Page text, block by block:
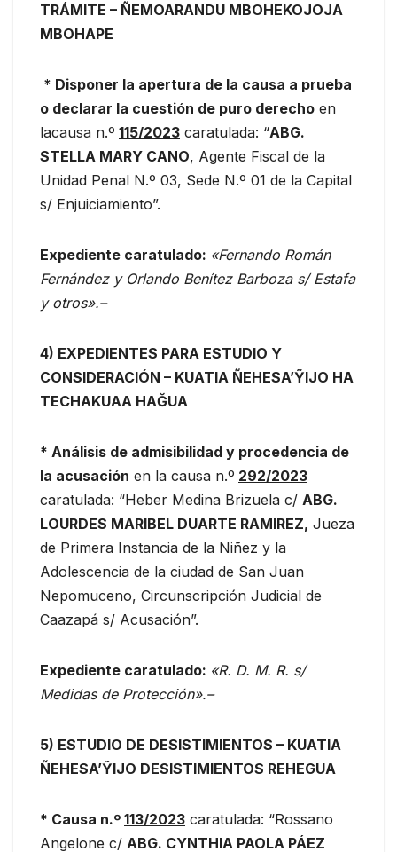
TRÁMITE – ÑEMOARANDU MBOHEKOJOJA
MBOHAPE
* Disponer la apertura de la causa a prueba
o declarar la cuestión de puro derecho en
lacausa n.º 115/2023 caratulada: “ABG.
STELLA MARY CANO, Agente Fiscal de la
Unidad Penal N.º 03, Sede N.º 01 de la Capital
s/ Enjuiciamiento”.
Expediente caratulado: «Fernando Román
Fernández y Orlando Benítez Barboza s/ Estafa
y otros».–
4) EXPEDIENTES PARA ESTUDIO Y
CONSIDERACIÓN – KUATIA ÑEHESA’ỸIJO HA
TECHAKUAA HAĞUA
* Análisis de admisibilidad y procedencia de
la acusación en la causa n.º 292/2023
caratulada: “Heber Medina Brizuela c/ ABG.
LOURDES MARIBEL DUARTE RAMIREZ, Jueza
de Primera Instancia de la Niñez y la
Adolescencia de la ciudad de San Juan
Nepomuceno, Circunscripción Judicial de
Caazapá s/ Acusación”.
Expediente caratulado: «R. D. M. R. s/
Medidas de Protección».–
5) ESTUDIO DE DESISTIMIENTOS – KUATIA
ÑEHESA’ỸIJO DESISTIMIENTOS REHEGUA
* Causa n.º 113/2023 caratulada: “Rossano
Angelone c/ ABG. CYNTHIA PAOLA PÁEZ